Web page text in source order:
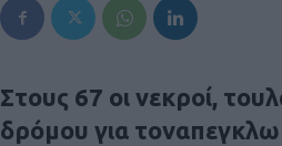
Στους 67 οι νεκροί,
δρόμου για